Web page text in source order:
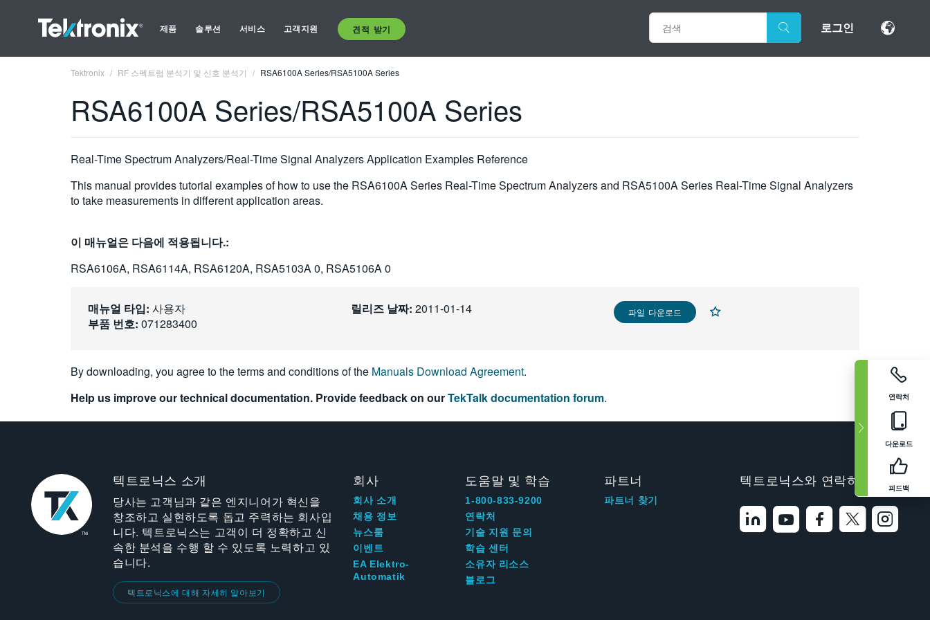
제품 솔루션 서비스 고객지원 견적 받기 로그인
연락처
다운로드
피드백
Tektronix RF 스펙트럼 분석기 및 신호 분석기 RSA6100A Series/RSA5100A Series
RSA6100A Series/RSA5100A Series
Real-Time Spectrum Analyzers/Real-Time Signal Analyzers Application Examples Reference
This manual provides tutorial examples of how to use the RSA6100A Series Real-Time Spectrum Analyzers and RSA5100A Series Real-Time Signal Analyzers
to take measurements in different application areas.
이 매뉴얼은 다음에 적용됩니다.:
RSA6106A, RSA6114A, RSA6120A, RSA5103A 0, RSA5106A 0
매뉴얼 타입: 사용자
부품 번호: 071283400
릴리즈 날짜: 2011-01-14 파일 다운로드
By downloading, you agree to the terms and conditions of the Manuals Download Agreement.
Help us improve our technical documentation. Provide feedback on ourTekTalk documentation forum.
텍트로닉스 소개
당사는 고객님과 같은 엔지니어가 혁신을
창조하고 실현하도록 돕고 주력하는 회사입
니다. 텍트로닉스는 고객이 더 정확하고 신
속한 분석을 수행 할 수 있도록 노력하고 있
습니다.
텍트로닉스에 대해 자세히 알아보기
회사
회사 소개
채용 정보
뉴스룸
이벤트
EA Elektro-
Automatik
도움말 및 학습
1-800-833-9200
연락처
기술 지원 문의
학습 센터
소유자 리소스
블로그
파트너
파트너 찾기
텍트로닉스와 연락하기